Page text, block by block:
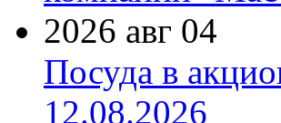
2026 авг 04
Посуда в
12.08.2026